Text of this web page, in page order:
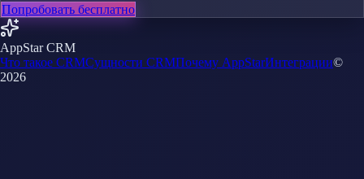
Попробовать бесплатно
AppStar CRM
Что такое CRMСущности CRMПочему AppStarИнтеграции©
2026